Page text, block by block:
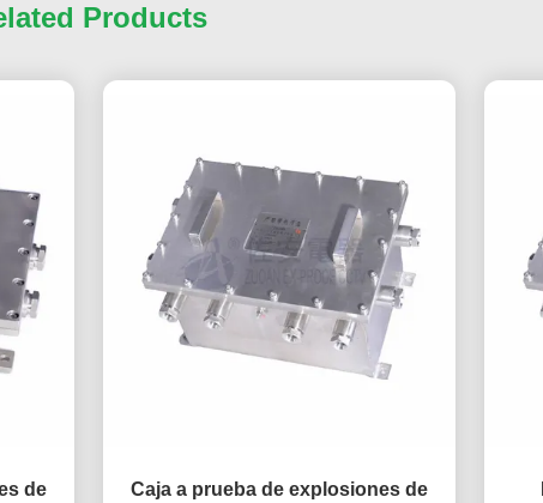
Products
de
Caja a prueba de explosiones de